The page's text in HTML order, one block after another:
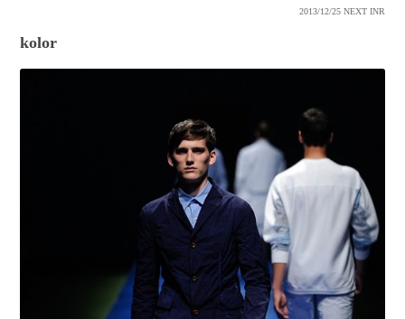
2013/12/25 NEXT INR
kolor